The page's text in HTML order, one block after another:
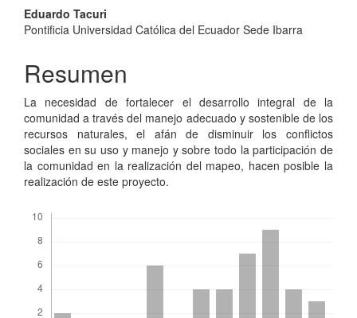
Contenido
principal
del
artículo
Eduardo Tacuri
Pontificia Universidad Católica del Ecuador Sede Ibarra
Resumen
La necesidad de fortalecer el desarrollo integral de la
comunidad a través del manejo adecuado y sostenible de los
recursos naturales, el afán de disminuir los conflictos
sociales en su uso y manejo y sobre todo la participación de
la comunidad en la realización del mapeo, hacen posible la
realización de este proyecto.